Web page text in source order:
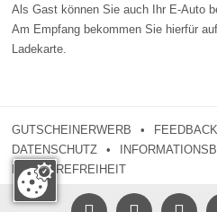
Als Gast können Sie auch Ihr E-Auto
Am Empfang bekommen Sie hierfür
Ladekarte.
GUTSCHEINERWERB FEEDBACK
DATENSCHUTZ
BARRIEREFREIHEIT